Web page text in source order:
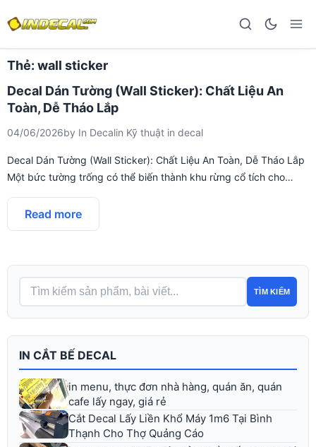
Thẻ: wall sticker
Decal Dán Tường (Wall Sticker): Chất Liệu An
Toàn, Dễ Tháo Lắp
04/06/2026by In Decalin Kỹ thuật in decal
Decal Dán Tường (Wall Sticker): Chất Liệu An Toàn, Dễ Tháo Lắp
Một bức tường trống có thể biến thành khu rừng cổ tích cho…
Read more
TÌM KIẾM
IN CẮT BẾ DECAL
in menu, thực đơn nhà hàng, quán ăn, quán
cafe lấy ngay, giá rẻ
Cắt Decal Lấy Liền Khổ Máy 1m6 Tại Bình
Thạnh Cho Thợ Quảng Cáo